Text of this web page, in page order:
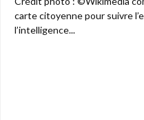
carte citoyenne pour suivre
l’intelligence...